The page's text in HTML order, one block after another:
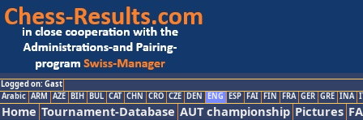
Logged on: Gast
Arabic ARM AZE BIH BUL CAT CHN CRO CZE DEN ENG ESP FAI FIN FRA GER GRE INA
Home Tournament-Database AUT championship Pictures